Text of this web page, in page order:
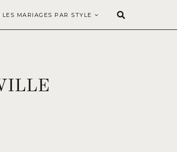
LES MARIAGES PAR STYLE